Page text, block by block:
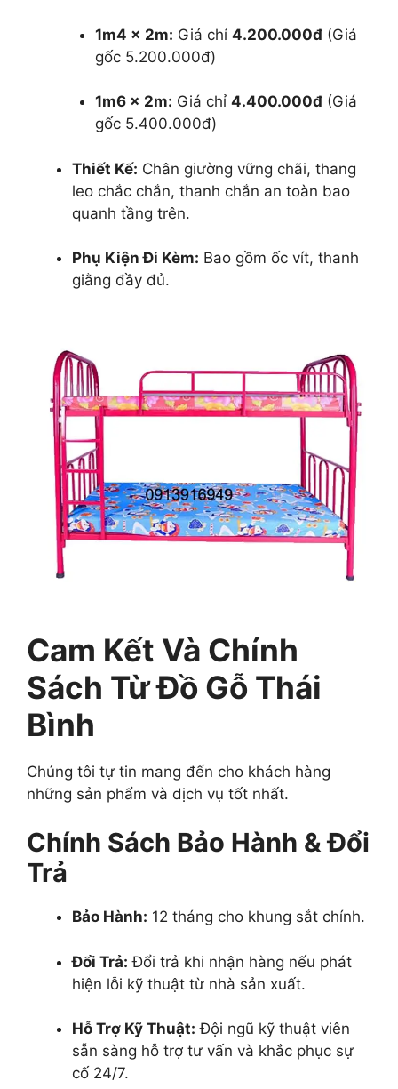
1m4 x 2m: Giá chỉ 4.200.000đ(Giá
gốc 5.200.000đ)
1m6 x 2m: Giá chỉ 4.400.000đ(Giá
gốc 5.400.000đ)
Thiết Kế: Chân giường vững chãi, thang
leo chắc chắn, thanh chắn an toàn bao
quanh tầng trên.
Phụ Kiện Đi Kèm: Bao gồm ốc vít, thanh
giằng đầy đủ.
Cam Kết Và Chính
Sách Từ Đồ Gỗ Thái
Bình
Chúng tôi tự tin mang đến cho khách hàng
những sản phẩm và dịch vụ tốt nhất.
Chính Sách Bảo Hành & Đổi
Trả
Bảo Hành: 12 tháng cho khung sắt chính.
Đổi Trả: Đổi trả khi nhận hàng nếu phát
hiện lỗi kỹ thuật từ nhà sản xuất.
Hỗ Trợ Kỹ Thuật: Đội ngũ kỹ thuật viên
sẵn sàng hỗ trợ tư vấn và khắc phục sự
cố 24/7.